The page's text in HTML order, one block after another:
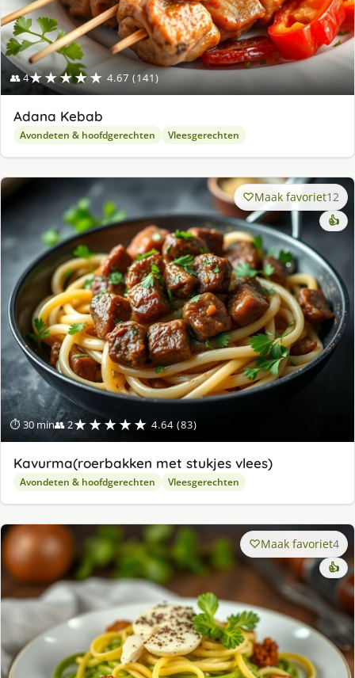
👥 4★★★★★ 4.67 (141)
Adana Kebab
Avondeten & hoofdgerechten Vleesgerechten
⏱ 30 min👥 2★★★★★ 4.64 (83)
Maak favoriet12
👍
Kavurma(roerbakken met stukjes vlees)
Avondeten & hoofdgerechten Vleesgerechten
Maak favoriet4
👍